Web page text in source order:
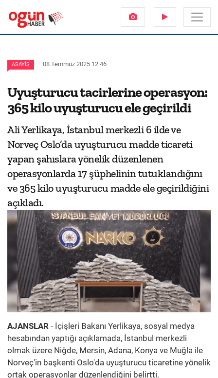
ASAYIŞ 08 Temmuz 2025 12:46
Uyuşturucu tacirlerine operasyon:
365 kilo uyuşturucu ele geçirildi
Ali Yerlikaya, İstanbul merkezli 6 ilde ve
Norveç Oslo’da uyuşturucu madde ticareti
yapan şahıslara yönelik düzenlenen
operasyonlarda 17 şüphelinin tutuklandığını
ve 365 kilo uyuşturucu madde ele geçirildiğini
açıkladı.
AJANSLAR - İçişleri Bakanı Yerlikaya, sosyal medya
hesabından yaptığı açıklamada, İstanbul merkezli
olmak üzere Niğde, Mersin, Adana, Konya ve Muğla ile
Norveç'in başkenti Oslo'da uyuşturucu ticaretine yönelik
ortak operasyonlar düzenlendiğini belirtti.